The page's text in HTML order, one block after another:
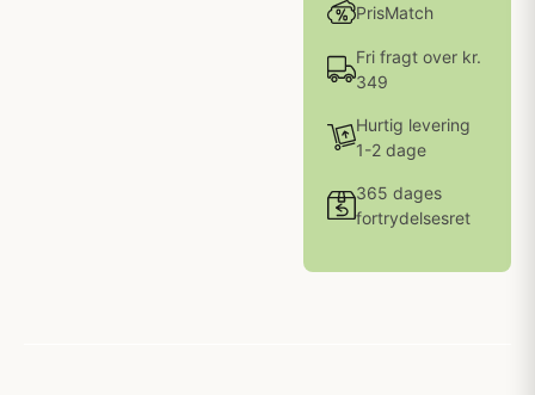
PrisMatch
Fri fragt over kr.
349
Hurtig levering
1-2 dage
365 dages
fortrydelsesret